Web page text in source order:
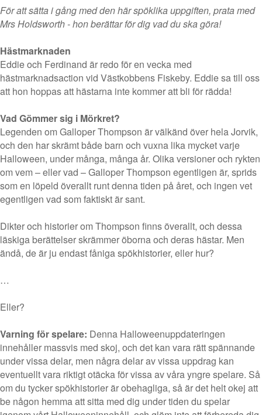
För att sätta i gång med den här spöklika uppgiften, prata med
Mrs Holdsworth - hon berättar för dig vad du ska göra!
Hästmarknaden
Eddie och Ferdinand är redo för en vecka med
hästmarknadsaction vid Västkobbens Fiskeby. Eddie sa till oss
att hon hoppas att hästarna inte kommer att bli för rädda!
Vad Gömmer sig i Mörkret?
Legenden om Galloper Thompson är välkänd över hela Jorvik,
och den har skrämt både barn och vuxna lika mycket varje
Halloween, under många, många år. Olika versioner och rykten
om vem – eller vad – Galloper Thompson egentligen är, sprids
som en löpeld överallt runt denna tiden på året, och ingen vet
egentligen vad som faktiskt är sant.
Dikter och historier om Thompson finns överallt, och dessa
läskiga berättelser skrämmer öborna och deras hästar. Men
ändå, de är ju endast fåniga spökhistorier, eller hur?
…
Eller?
Varning för spelare: Denna Halloweenuppdateringen
innehåller massvis med skoj, och det kan vara rätt spännande
under vissa delar, men några delar av vissa uppdrag kan
eventuellt vara riktigt otäcka för vissa av våra yngre spelare. Så
om du tycker spökhistorier är obehagliga, så är det helt okej att
be någon hemma att sitta med dig under tiden du spelar